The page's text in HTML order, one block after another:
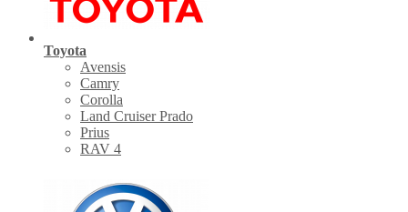
Toyota
Avensis
Camry
Corolla
Land Cruiser Prado
Prius
RAV 4